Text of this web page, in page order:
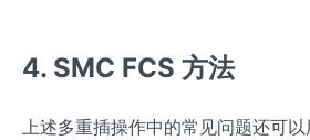
4. SMC FCS 方法
上述多重插操作中的常见问题还可